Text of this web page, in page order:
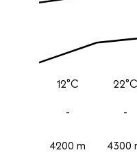
12°C
-
4200 m
22°C
-
4300